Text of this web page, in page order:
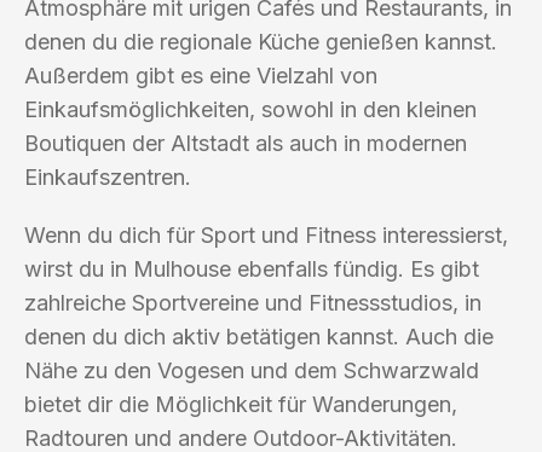
Atmosphäre mit urigen Cafés und Restaurants, in
denen du die regionale Küche genießen kannst.
Außerdem gibt es eine Vielzahl von
Einkaufsmöglichkeiten, sowohl in den kleinen
Boutiquen der Altstadt als auch in modernen
Einkaufszentren.
Wenn du dich für Sport und Fitness interessierst,
wirst du in Mulhouse ebenfalls fündig. Es gibt
zahlreiche Sportvereine und Fitnessstudios, in
denen du dich aktiv betätigen kannst. Auch die
Nähe zu den Vogesen und dem Schwarzwald
bietet dir die Möglichkeit für Wanderungen,
Radtouren und andere Outdoor-Aktivitäten.